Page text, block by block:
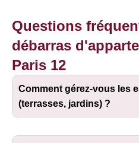
Questions
débarras
Paris 12
Comment gérez-vous les
(terrasses, jardins) ?